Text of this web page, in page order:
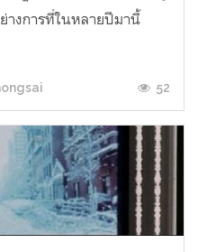
างการที่ในหลายปีมานี้
52